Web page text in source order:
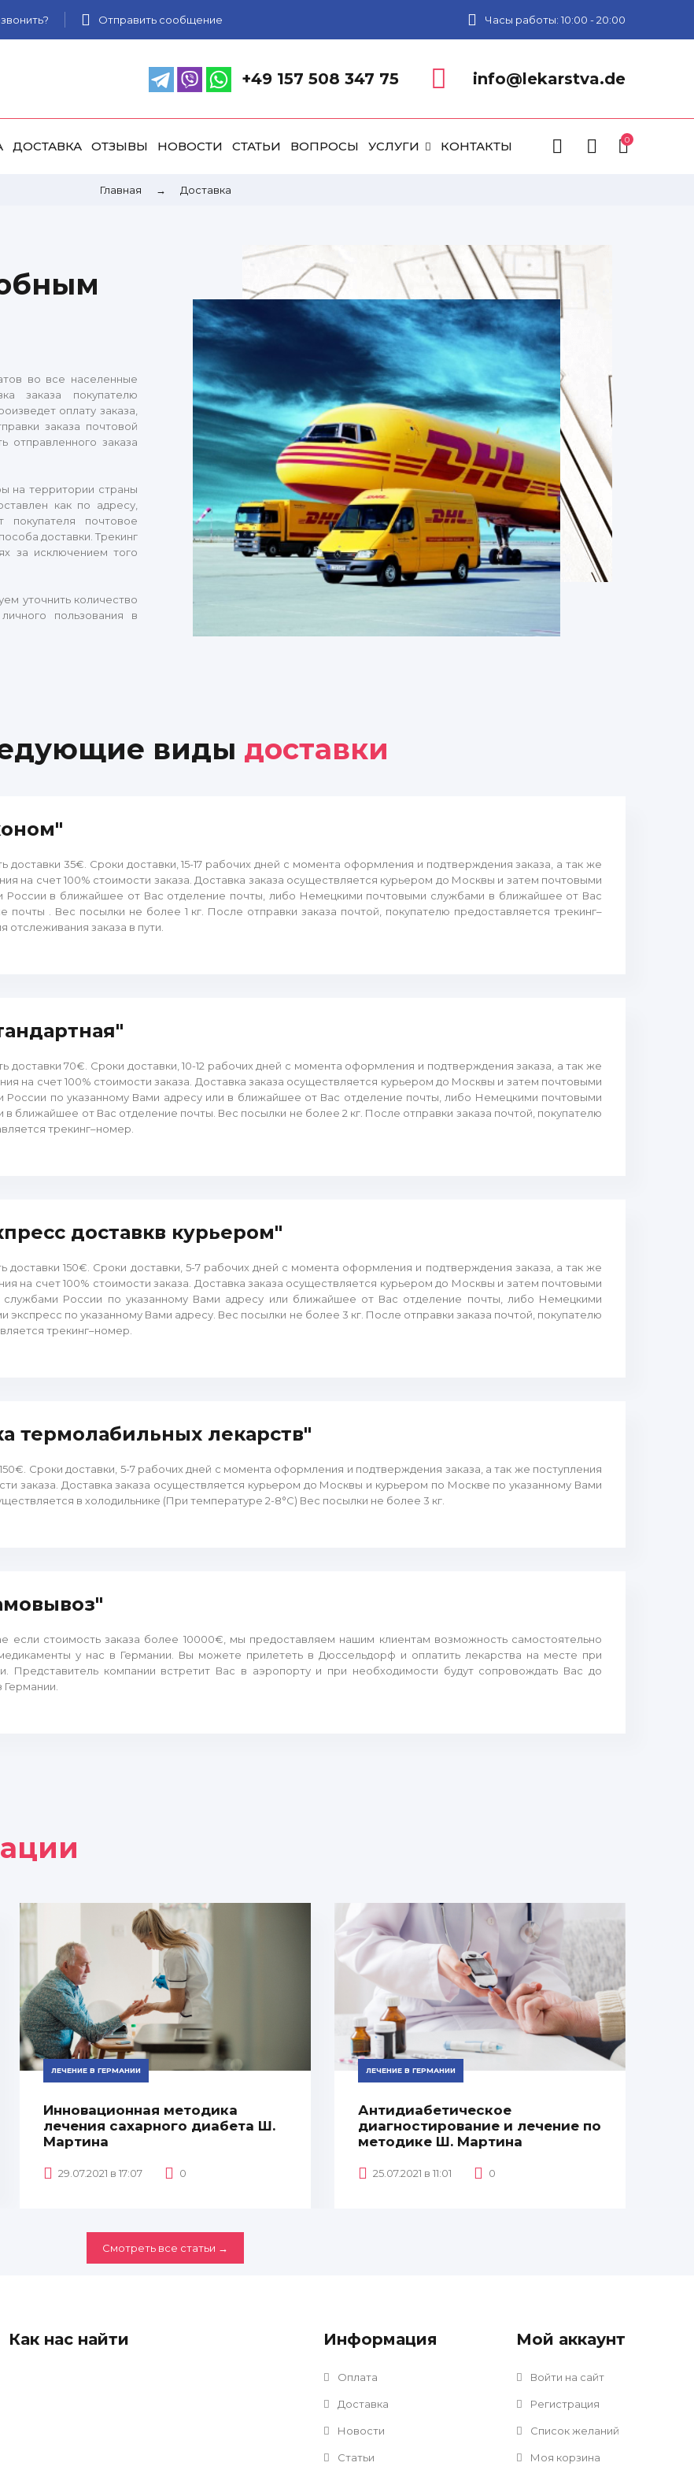
Отправить сообщение Часы работы: 10:00 - 20:00
+49 157 508 347 75 info@lekarstva.de
ДОСТАВКА ОТЗЫВЫ НОВОСТИ СТАТЬИ ВОПРОСЫ УСЛУГИ КОНТАКТЫ 0
Главная → Доставка
во все населенные
заказа покупателю
оплату заказа,
заказа почтовой
отправленного заказа
на территории страны
как по адресу,
почтовое
доставки. Трекинг
за исключением того
уточнить количество
пользования в
виды доставки
доставки 35€. Сроки доставки, 15-17 рабочих дней с момента оформления и подтверждения заказа, а так же
на счет 100% стоимости заказа. Доставка заказа осуществляется курьером до Москвы и затем почтовыми
России в ближайшее от Вас отделение почты, либо Немецкими почтовыми службами в ближайшее от Вас
почты . Вес посылки не более 1 кг. После отправки заказа почтой, покупателю предоставляется трекинг–
отслеживания заказа в пути.
доставки 70€. Сроки доставки, 10-12 рабочих дней с момента оформления и подтверждения заказа, а так же
на счет 100% стоимости заказа. Доставка заказа осуществляется курьером до Москвы и затем почтовыми
России по указанному Вами адресу или в ближайшее от Вас отделение почты, либо Немецкими почтовыми
в ближайшее от Вас отделение почты. Вес посылки не более 2 кг. После отправки заказа почтой, покупателю
трекинг–номер.
доставкв курьером"
доставки 150€. Сроки доставки, 5-7 рабочих дней с момента оформления и подтверждения заказа, а так же
на счет 100% стоимости заказа. Доставка заказа осуществляется курьером до Москвы и затем почтовыми
службами России по указанному Вами адресу или ближайшее от Вас отделение почты, либо Немецкими
экспресс по указанному Вами адресу. Вес посылки не более 3 кг. После отправки заказа почтой, покупателю
трекинг–номер.
термолабильных лекарств"
Сроки доставки, 5-7 рабочих дней с момента оформления и подтверждения заказа, а так же поступления
заказа. Доставка заказа осуществляется курьером до Москвы и курьером по Москве по указанному Вами
в холодильнике (При температуре 2-8°C) Вес посылки не более 3 кг.
если стоимость заказа более 10000€, мы предоставляем нашим клиентам возможность самостоятельно
у нас в Германии. Вы можете прилететь в Дюссельдорф и оплатить лекарства на месте при
Представитель компании встретит Вас в аэропорту и при необходимости будут сопровождать Вас до
Германии.
ЛЕЧЕНИЕ В ГЕРМАНИИ
Инновационная методика
лечения сахарного диабета Ш.
Мартина
29.07.2021 в 17:07 0
ЛЕЧЕНИЕ В ГЕРМАНИИ
Антидиабетическое
диагностирование и лечение по
методике Ш. Мартина
25.07.2021 в 11:01 0
Смотреть все статьи →
Как нас найти Информация
Оплата
Доставка
Новости
Статьи
Мой аккаунт
Войти на сайт
Регистрация
Список желаний
Моя корзина